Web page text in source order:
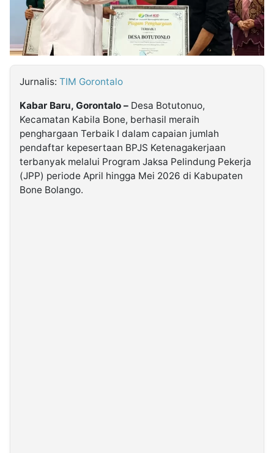
Kabarbaru
Kabarbaru.co
Jurnalis: TIM Gorontalo
Kabar Baru, Gorontalo – Desa Botutonuo,
Kecamatan Kabila Bone, berhasil meraih
penghargaan Terbaik I dalam capaian jumlah
pendaftar kepesertaan BPJS Ketenagakerjaan
terbanyak melalui Program Jaksa Pelindung Pekerja
(JPP) periode April hingga Mei 2026 di Kabupaten
Bone Bolango.